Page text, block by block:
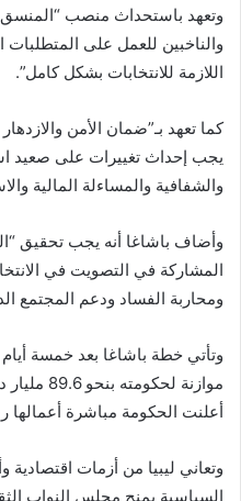
وتعهد باستحداث منصب “المنسق
والناخبين للعمل على المتطلبات
اللازمة للانتخابات بشكل كامل”.
كما تعهد بـ”ضمان الأمن
يجب إحداث تغييرات على صعيد
والشفافية والمساءلة المالية
وأضاف باشاغا أنه يجب تحقيق
المشاركة في التصويت في
ومحاربة الفساد ودعم المجتمع
وتأتي خطة باشاغا بعد خمسة
أعلنت الحكومة مباشرة
وتعاني ليبيا من أزمات اقتصادية
السياسية بمنح مجلس النواب